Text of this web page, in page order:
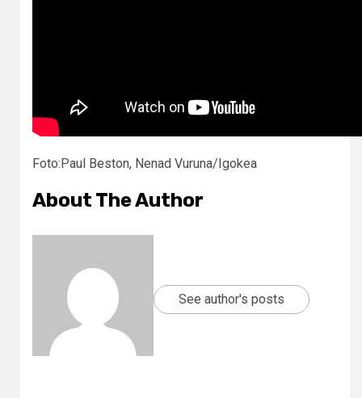
Foto:Paul Beston, Nenad Vuruna/Igokea
About The Author
See author's posts